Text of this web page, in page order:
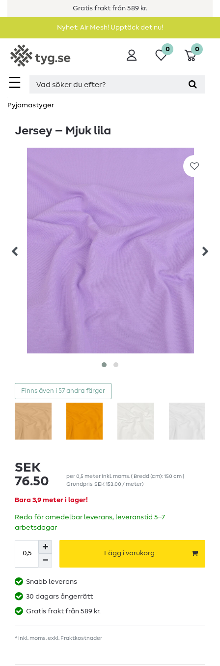
Gratis frakt från 589 kr.
Nyhet: Air Mesh! Upptäck det nu!
☰
0 0
Pyjamastyger
Jersey – Mjuk lila
Finns även i 57 andra färger
SEK
76.50
per0,5 meterinkl. moms. ( Bredd (cm): 150 cm |
GrundprisSEK 153.00 / meter)
Bara 3,9 meter i lager!
Redo för omedelbar leverans, leveranstid 5–7
arbetsdagar
Lägg i varukorg
Snabb leverans
30 dagars ångerrätt
Gratis frakt från 589 kr.
* inkl. moms. exkl. Fraktkostnader